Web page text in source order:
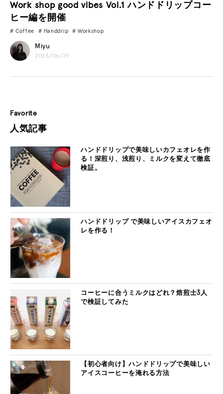
Work shop good vibes Vol.1 ハンドドリップコー
ヒー編を開催
Coffee Handdrip Workshop
Miyu
2023/06/29
Favorite
人気記事
ハンドドリップで美味しいカフェオレを作
る！深煎り、浅煎り、ミルクを変えて徹底
検証。
ハンドドリップ で美味しいアイスカフェオ
レを作る！
コーヒーに合うミルクはどれ？焙煎士3人
で検証してみた
【初心者向け】ハンドドリップで美味しい
アイスコーヒーを淹れる方法